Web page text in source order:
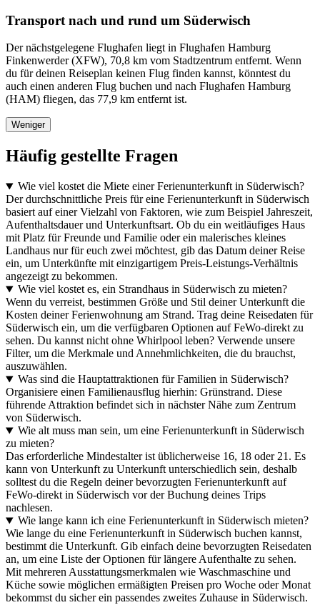
Transport nach und rund um Süderwisch
Der nächstgelegene Flughafen liegt in Flughafen Hamburg
Finkenwerder (XFW), 70,8 km vom Stadtzentrum entfernt. Wenn
du für deinen Reiseplan keinen Flug finden kannst, könntest du
auch einen anderen Flug buchen und nach Flughafen Hamburg
(HAM) fliegen, das 77,9 km entfernt ist.
Weniger
Häufig gestellte Fragen
Wie viel kostet die Miete einer Ferienunterkunft in Süderwisch?
Der durchschnittliche Preis für eine Ferienunterkunft in Süderwisch
basiert auf einer Vielzahl von Faktoren, wie zum Beispiel Jahreszeit,
Aufenthaltsdauer und Unterkunftsart. Ob du ein weitläufiges Haus
mit Platz für Freunde und Familie oder ein malerisches kleines
Landhaus nur für euch zwei möchtest, gib das Datum deiner Reise
ein, um Unterkünfte mit einzigartigem Preis-Leistungs-Verhältnis
angezeigt zu bekommen.
Wie viel kostet es, ein Strandhaus in Süderwisch zu mieten?
Wenn du verreist, bestimmen Größe und Stil deiner Unterkunft die
Kosten deiner Ferienwohnung am Strand. Trag deine Reisedaten für
Süderwisch ein, um die verfügbaren Optionen auf FeWo-direkt zu
sehen. Du kannst nicht ohne Whirlpool leben? Verwende unsere
Filter, um die Merkmale und Annehmlichkeiten, die du brauchst,
auszuwählen.
Was sind die Hauptattraktionen für Familien in Süderwisch?
Organisiere einen Familienausflug hierhin: Grünstrand. Diese
führende Attraktion befindet sich in nächster Nähe zum Zentrum
von Süderwisch.
Wie alt muss man sein, um eine Ferienunterkunft in Süderwisch
zu mieten?
Das erforderliche Mindestalter ist üblicherweise 16, 18 oder 21. Es
kann von Unterkunft zu Unterkunft unterschiedlich sein, deshalb
solltest du die Regeln deiner bevorzugten Ferienunterkunft auf
FeWo-direkt in Süderwisch vor der Buchung deines Trips
nachlesen.
Wie lange kann ich eine Ferienunterkunft in Süderwisch mieten?
Wie lange du eine Ferienunterkunft in Süderwisch buchen kannst,
bestimmt die Unterkunft. Gib einfach deine bevorzugten Reisedaten
an, um eine Liste der Optionen für längere Aufenthalte zu sehen.
Mit mehreren Ausstattungsmerkmalen wie Waschmaschine und
Küche sowie möglichen ermäßigten Preisen pro Woche oder Monat
bekommst du sicher ein passendes zweites Zuhause in Süderwisch.